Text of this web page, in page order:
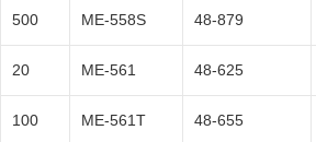
500 ME-558S 48-879
20 ME-561 48-625
100 ME-561T 48-655